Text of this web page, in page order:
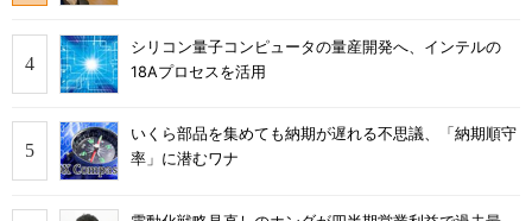
シリコン量子コンピュータの量産開発へ、インテルの
18Aプロセスを活用
いくら部品を集めても納期が遅れる不思議、「納期順守
率」に潜むワナ